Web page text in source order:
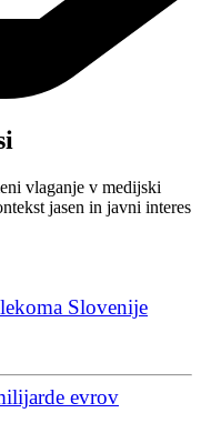
vlaganje v medijski
jasen in javni interes
Slovenije
evrov